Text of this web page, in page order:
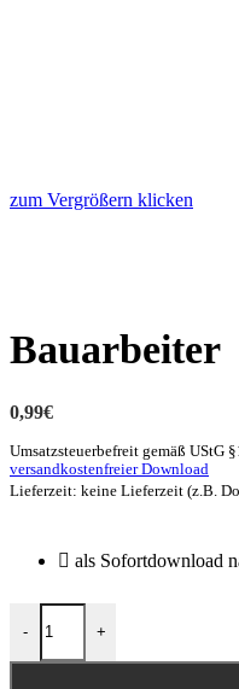
zum Vergrößern klicken
Bauarbeiter
0,99€
Umsatzsteuerbefreit gemäß UStG
versandkostenfreier Download
Lieferzeit: keine Lieferzeit (z.B.
als Sofortdownload
- +